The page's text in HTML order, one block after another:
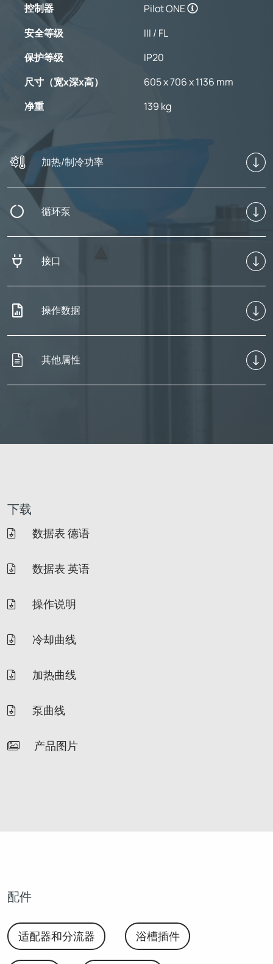
控制器
Pilot ONE
安全等级
III / FL
保护等级
IP20
尺寸（宽x深x高）
605 x 706 x 1136 mm
净重
139 kg
加热/制冷功率
循环泵
接口
操作数据
其他属性
下载
数据表 德语
数据表 英语
操作说明
冷却曲线
加热曲线
泵曲线
产品图片
配件
适配器和分流器 浴槽插件